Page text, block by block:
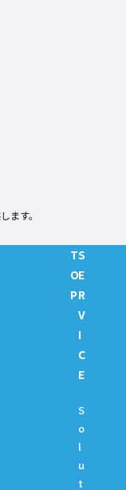
ます。
T
O
P
S
E
R
V
I
C
E
S
o
l
u
t